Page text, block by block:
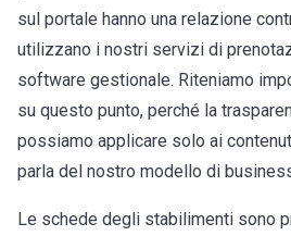
sul portale hanno una relazione
utilizzano i nostri servizi di
software gestionale. Riteniamo
su questo punto, perché la
possiamo applicare solo ai
parla del nostro modello di
Le schede degli stabilimenti sono